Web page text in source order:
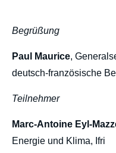
Begrüßung
Paul Maurice,
deutsch-französische
Teilnehmer
Marc-Antoine Eyl-
Energie und Klima, Ifri